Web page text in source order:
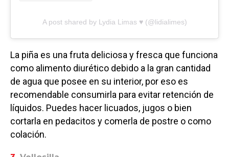
A post shared by Lydia Limas ♥️ (@lidialimes)
La piña es una fruta deliciosa y fresca que funciona
como alimento diurético debido a la gran cantidad
de agua que posee en su interior, por eso es
recomendable consumirla para evitar retención de
líquidos. Puedes hacer licuados, jugos o bien
cortarla en pedacitos y comerla de postre o como
colación.